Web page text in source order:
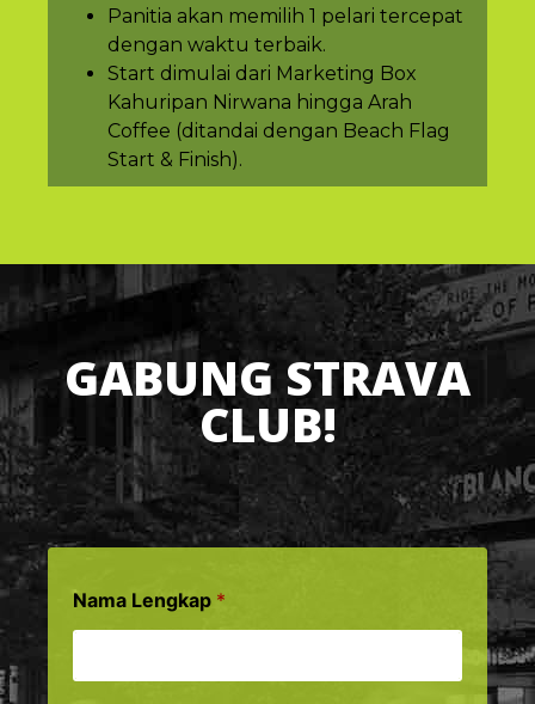
Panitia akan memilih 1 pelari tercepat
dengan waktu terbaik.
Start dimulai dari Marketing Box
Kahuripan Nirwana hingga Arah
Coffee (ditandai dengan Beach Flag
Start & Finish).
GABUNG STRAVA
CLUB!
Nama Lengkap *